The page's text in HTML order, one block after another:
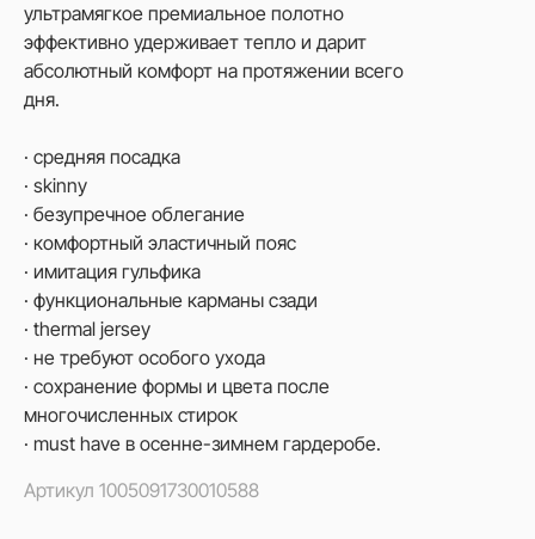
ультрамягкое премиальное полотно
эффективно удерживает тепло и дарит
абсолютный комфорт на протяжении всего
дня.
· средняя посадка
· skinny
· безупречное облегание
· комфортный эластичный пояс
· имитация гульфика
· функциональные карманы сзади
· thermal jersey
· не требуют особого ухода
· сохранение формы и цвета после
многочисленных стирок
· must have в осенне-зимнем гардеробе.
Артикул 1005091730010588